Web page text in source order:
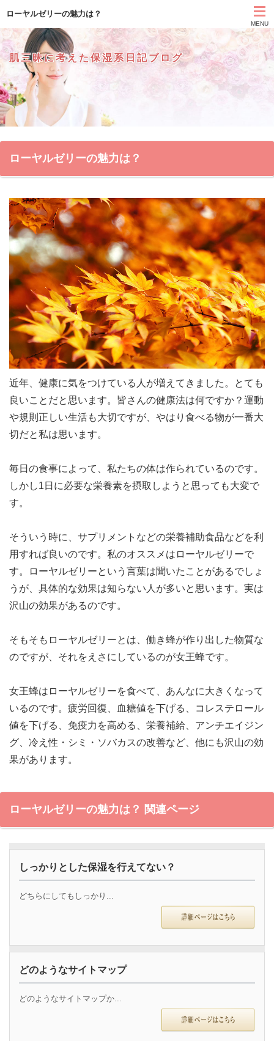
ローヤルゼリーの魅力は？
MENU
肌三昧に考えた保湿系日記ブログ
ローヤルゼリーの魅力は？
近年、健康に気をつけている人が増えてきました。とても
良いことだと思います。皆さんの健康法は何ですか？運動
や規則正しい生活も大切ですが、やはり食べる物が一番大
切だと私は思います。
毎日の食事によって、私たちの体は作られているのです。
しかし1日に必要な栄養素を摂取しようと思っても大変で
す。
そういう時に、サプリメントなどの栄養補助食品などを利
用すれば良いのです。私のオススメはローヤルゼリーで
す。ローヤルゼリーという言葉は聞いたことがあるでしょ
うが、具体的な効果は知らない人が多いと思います。実は
沢山の効果があるのです。
そもそもローヤルゼリーとは、働き蜂が作り出した物質な
のですが、それをえさにしているのが女王蜂です。
女王蜂はローヤルゼリーを食べて、あんなに大きくなって
いるのです。疲労回復、血糖値を下げる、コレステロール
値を下げる、免疫力を高める、栄養補給、アンチエイジン
グ、冷え性・シミ・ソバカスの改善など、他にも沢山の効
果があります。
ローヤルゼリーの魅力は？ 関連ページ
しっかりとした保湿を行えてない？
どちらにしてもしっかり...
どのようなサイトマップ
どのようなサイトマップか...